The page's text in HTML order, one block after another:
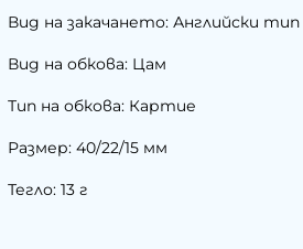
Вид на закачането: Английски тип
Вид на обкова: Цам
Тип на обкова: Картие
Размер: 40/22/15 мм
Тегло: 13 г